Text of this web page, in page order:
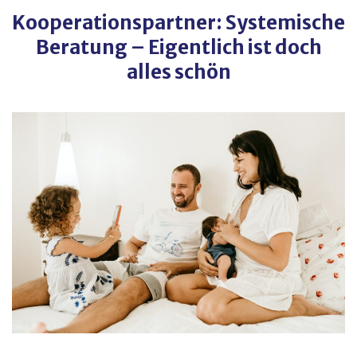
Kooperationspartner: Systemische
Beratung – Eigentlich ist doch
alles schön